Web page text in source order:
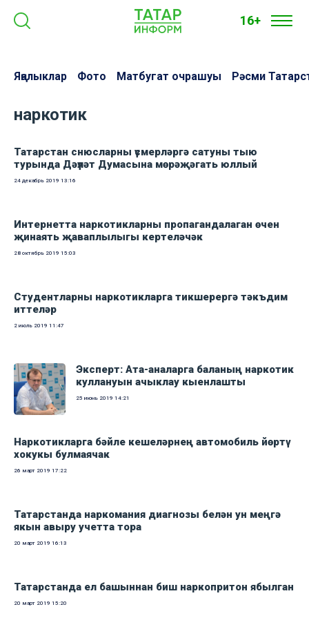
16+
Яңалыклар Фото Матбугат очрашуы Рәсми
наркотик
Татарстан снюсларны үсмерләргә сатуны тыю
турында Дәүләт Думасына мөрәҗәгать юллый
24 декабрь 2019 13:16
Интернетта наркотикларны пропагандалаган өчен
җинаять җаваплылыгы кертеләчәк
28 октябрь 2019 15:03
Студентларны наркотикларга тикшерергә тәкъдим
иттеләр
2 июль 2019 11:47
Эксперт: Ата-аналарга баланың наркотик
куллануын ачыклау кыенлашты
25 июнь 2019 14:21
Наркотикларга бәйле кешеләрнең автомобиль йөртү
хокукы булмаячак
26 март 2019 17:22
Татарстанда наркомания диагнозы белән ун меңгә
якын авыру учетта тора
20 март 2019 16:13
Татарстанда ел башыннан биш наркопритон ябылган
20 март 2019 15:20